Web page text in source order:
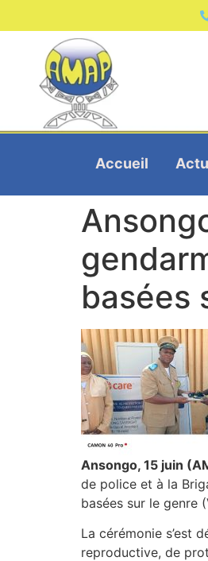
Accueil
basées
Ansongo, 15 juin
de police et à la
basées sur le genre
La cérémonie s’est
reproductive, de